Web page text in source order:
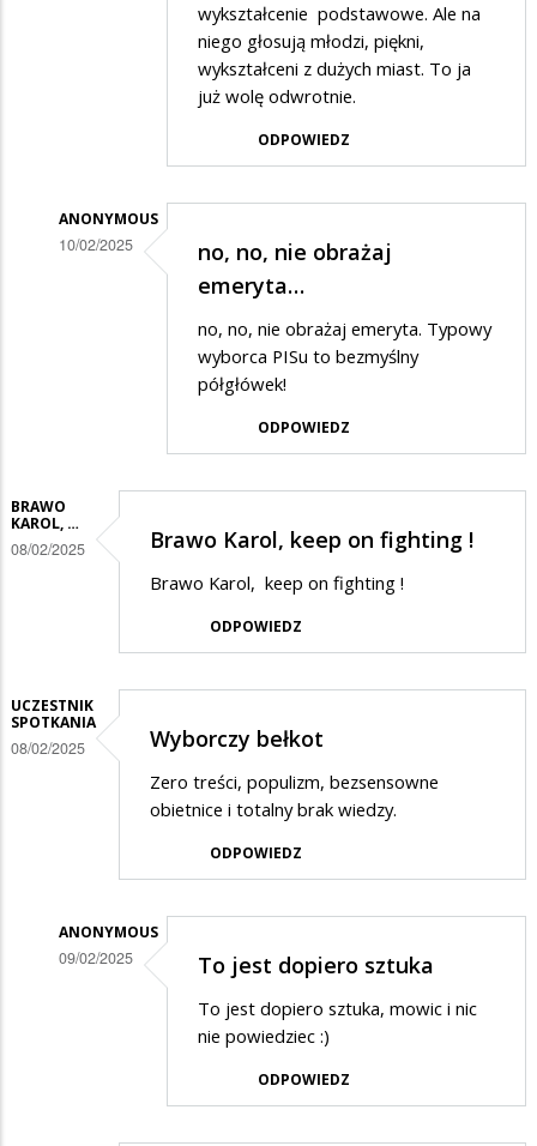
wykształcenie podstawowe. Ale na
niego głosują młodzi, piękni,
wykształceni z dużych miast. To ja
już wolę odwrotnie.
ODPOWIEDZ
ANONYMOUS
10/02/2025
wyborcy
no, no, nie obrażaj
emeryta…
no, no, nie obrażaj emeryta. Typowy
wyborca PISu to bezmyślny
półgłówek!
ODPOWIEDZ
BRAWO
KAROL, …
08/02/2025 Brawo Karol, keep on fighting !
Brawo Karol, keep on fighting !
ODPOWIEDZ
UCZESTNIK
SPOTKANIA
08/02/2025 Wyborczy bełkot
Zero treści, populizm, bezsensowne
obietnice i totalny brak wiedzy.
ODPOWIEDZ
ANONYMOUS
09/02/2025 To jest dopiero sztuka
To jest dopiero sztuka, mowic i nic
nie powiedziec :)
ODPOWIEDZ